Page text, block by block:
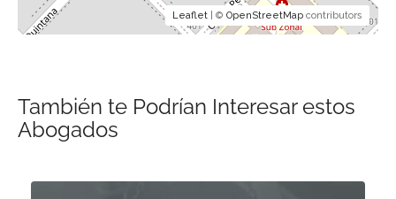
Leaflet | © OpenStreetMap contributors
También te Podrían Interesar estos
Abogados